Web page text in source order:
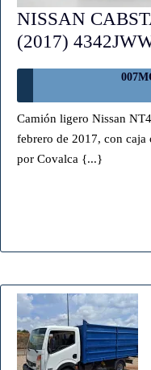
NISSAN
(2017)
Camión ligero Nissan
febrero de 2017, con caja
por Covalca {...}